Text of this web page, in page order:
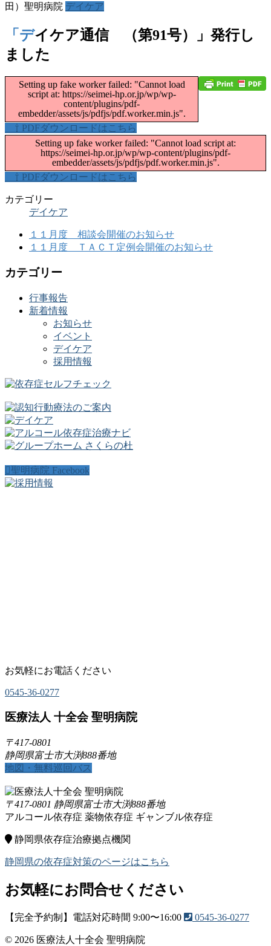
田）聖明病院 デイケア
「デイケア通信 （第91号）」発行し
ました
Setting up fake worker failed: "Cannot load
script at: https://seimei-hp.or.jp/wp/wp-
content/plugins/pdf-
embedder/assets/js/pdfjs/pdf.worker.min.js".
⇧ PDFダウンロードはこちら
Setting up fake worker failed: "Cannot load script at:
https://seimei-hp.or.jp/wp/wp-content/plugins/pdf-
embedder/assets/js/pdfjs/pdf.worker.min.js".
⇧ PDFダウンロードはこちら
カテゴリー
デイケア
１１月度 相談会開催のお知らせ
１１月度 ＴＡＣＴ定例会開催のお知らせ
カテゴリー
行事報告
新着情報
お知らせ
イベント
デイケア
採用情報
聖明病院 Facebook
お気軽にお電話ください
0545-36-0277
医療法人 十全会 聖明病院
〒417-0801
静岡県富士市大渕888番地
地図・無料巡回バス
〒417-0801 静岡県富士市大渕888番地
アルコール依存症 薬物依存症 ギャンブル依存症
静岡県依存症治療拠点機関
静岡県の依存症対策のページはこちら
お気軽にお問合せください
【完全予約制】電話対応時間 9:00〜16:00 0545-36-0277
© 2026 医療法人十全会 聖明病院